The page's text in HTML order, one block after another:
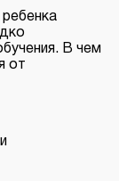
В чем
от